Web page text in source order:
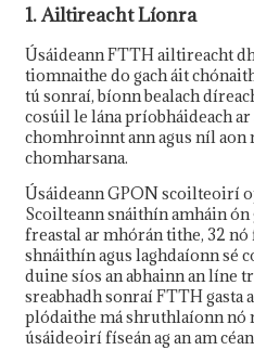
1. Ailtireacht Líonra
Úsáideann FTTH ailtireacht
tiomnaithe do gach áit
tú sonraí, bíonn bealach
cosúil le lána príobháideach
chomhroinnt ann agus níl
chomharsana.
Úsáideann GPON scoilteoirí
Scoilteann snáithín amháin
freastal ar mhórán tithe, 32
shnáithín agus laghdaíonn sé
duine síos an abhainn an líne
sreabhadh sonraí FTTH gasta
plódaithe má shruthlaíonn nó
úsáideoirí físeán ag an am